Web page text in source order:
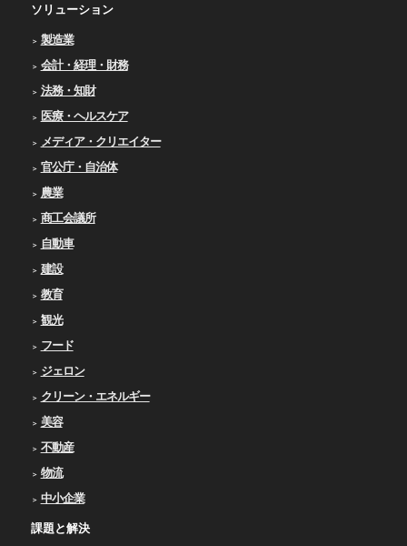
ソリューション
製造業
会計・経理・財務
法務・知財
医療・ヘルスケア
メディア・クリエイター
官公庁・自治体
農業
商工会議所
自動車
建設
教育
観光
フード
ジェロン
クリーン・エネルギー
美容
不動産
物流
中小企業
課題と解決